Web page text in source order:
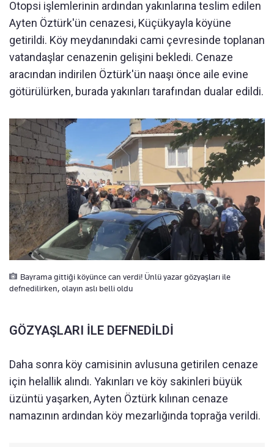
Otopsi işlemlerinin ardından yakınlarına teslim edilen
Ayten Öztürk'ün cenazesi, Küçükyayla köyüne
getirildi. Köy meydanındaki cami çevresinde toplanan
vatandaşlar cenazenin gelişini bekledi. Cenaze
aracından indirilen Öztürk'ün naaşı önce aile evine
götürülürken, burada yakınları tarafından dualar edildi.
Bayrama gittiği köyünce can verdi! Ünlü yazar gözyaşları ile
defnedilirken, olayın aslı belli oldu
GÖZYAŞLARI İLE DEFNEDİLDİ
Daha sonra köy camisinin avlusuna getirilen cenaze
için helallik alındı. Yakınları ve köy sakinleri büyük
üzüntü yaşarken, Ayten Öztürk kılınan cenaze
namazının ardından köy mezarlığında toprağa verildi.